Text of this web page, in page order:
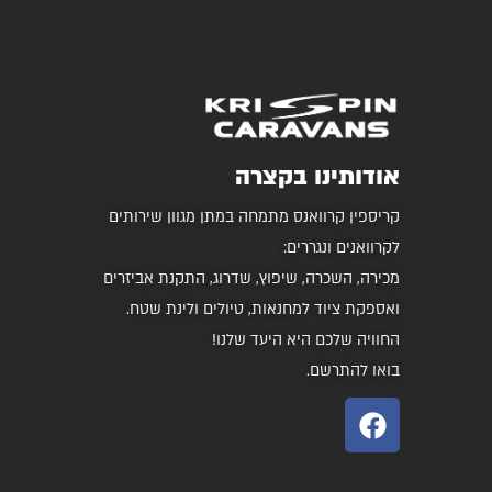
אודותינו בקצרה
קריספין קרוואנס מתמחה במתן מגוון שירותים
לקרוואנים ונגררים:
מכירה, השכרה, שיפוץ, שדרוג, התקנת אביזרים
ואספקת ציוד למחנאות, טיולים ולינת שטח.
החוויה שלכם היא היעד שלנו!
בואו להתרשם.